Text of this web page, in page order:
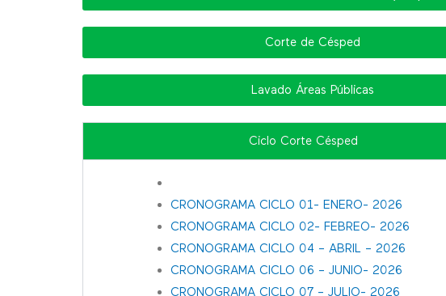
Corte de Césped
Lavado Áreas Públicas
Ciclo Corte Césped
CRONOGRAMA CICLO 01- ENERO- 2026
CRONOGRAMA CICLO 02- FEBREO- 2026
CRONOGRAMA CICLO 04 – ABRIL – 2026
CRONOGRAMA CICLO 06 – JUNIO- 2026
CRONOGRAMA CICLO 07 – JULIO- 2026